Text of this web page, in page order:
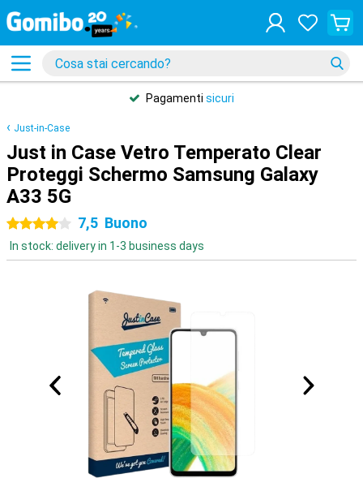
Pagamenti sicuri
Just-in-Case
Just in Case Vetro Temperato Clear
Proteggi Schermo Samsung Galaxy
A33 5G
4 stelle 7,5 Buono
In stock: delivery in 1-3 business days